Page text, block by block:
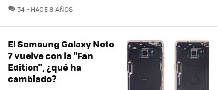
34 COMENTARIOS
HACE 8 AÑOS
El Samsung Galaxy Note
7 vuelve con la "Fan
Edition", ¿qué ha
cambiado?